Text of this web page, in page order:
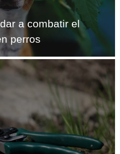
a combatir el
perros